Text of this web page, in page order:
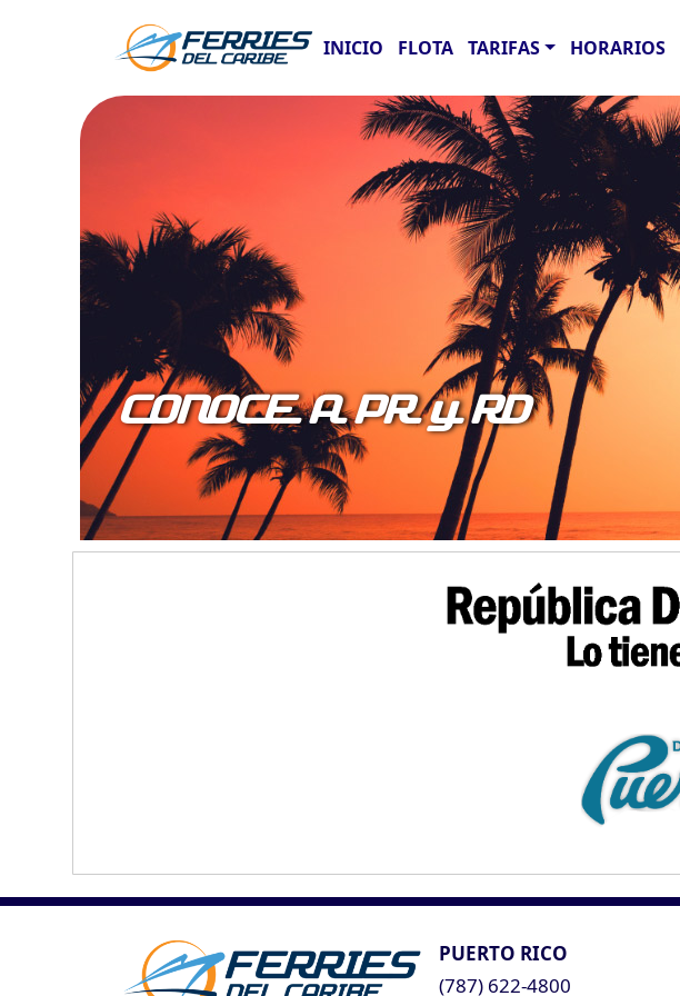
INICIO FLOTA TARIFAS HORARIOS
CONOCE A PR y RD
PUERTO RICO
(787) 622-4800